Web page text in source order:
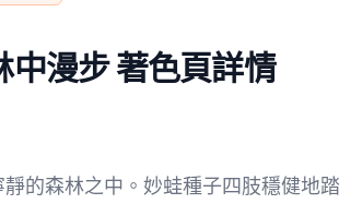
漫步 著色頁詳情
的森林之中。妙蛙種子四肢穩健